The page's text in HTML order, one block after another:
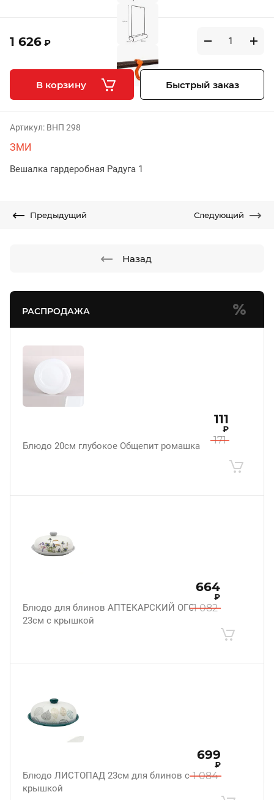
РАСПРОДАЖА
Блюдо 20см глубокое Общепит ромашка 171
111
₽
Блюдо для блинов АПТЕКАРСКИЙ ОГОРОД
23см с крышкой
1 082
664
₽
Блюдо ЛИСТОПАД 23см для блинов с
крышкой
1 084
699
₽
1 626 ₽
В корзину Быстрый заказ
Артикул: ВНП 298
ЗМИ
Вешалка гардеробная Радуга 1
Предыдущий Следующий
Назад